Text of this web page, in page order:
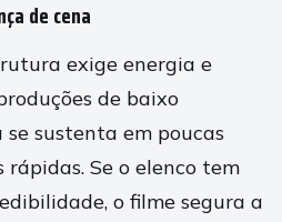
de cena
exige energia e
de baixo
sustenta em poucas
rápidas. Se o elenco tem
o filme segura a